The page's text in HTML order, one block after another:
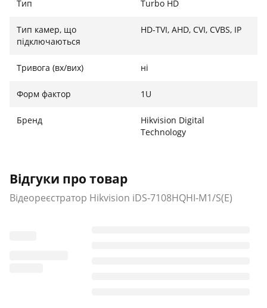
Тип Turbo HD
Тип камер, що
підключаються
HD-TVI, AHD, CVI, CVBS, IP
Тривога (вх/вих) ні
Форм фактор 1U
Бренд
Hikvision Digital
Technology
Відгуки про товар
Відеореєстратор Hikvision iDS-7108HQHI-M1/S(E)